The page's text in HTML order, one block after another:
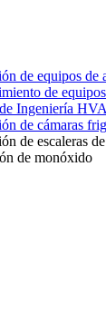
de equipos de
de
Ingeniería
de cámaras
de escaleras
de monóxido